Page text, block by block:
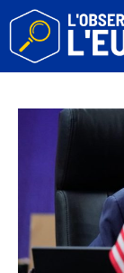
Aller
contenu